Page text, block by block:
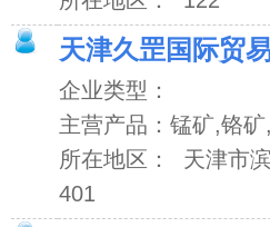
天津久罡国际贸
企业类型：
主营产品：锰矿,铬
所在地区： 天津市
401